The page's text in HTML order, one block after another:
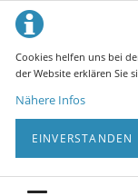
Cookies helfen uns bei
der Website erklären Sie
Nähere Infos
EINVERSTANDEN